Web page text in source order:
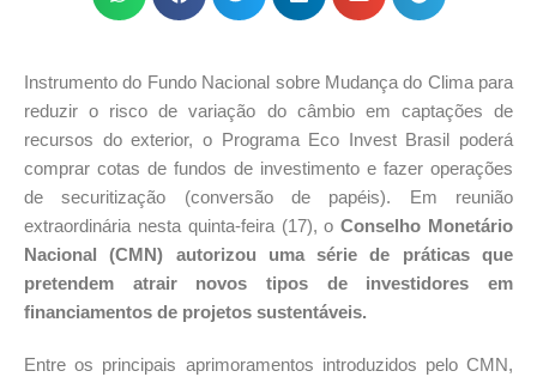
Instrumento do Fundo Nacional sobre Mudança do Clima para
reduzir o risco de variação do câmbio em captações de
recursos do exterior, o Programa Eco Invest Brasil poderá
comprar cotas de fundos de investimento e fazer operações
de securitização (conversão de papéis). Em reunião
extraordinária nesta quinta-feira (17), oConselho Monetário
Nacional (CMN) autorizou uma série de práticas que
pretendem atrair novos tipos de investidores em
financiamentos de projetos sustentáveis.
Entre os principais aprimoramentos introduzidos pelo CMN,